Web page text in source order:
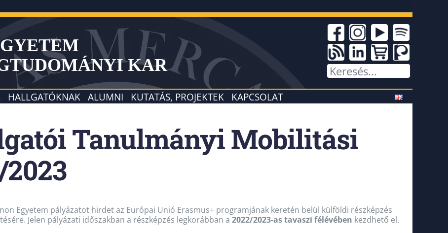
KAR
HALLGATÓKNAK ALUMNI KUTATÁS, PROJEKTEK KAPCSOLAT
Tanulmányi Mobilitási
Egyetem pályázatot hirdet az Európai Unió Erasmus+ programjának keretén belül külföldi részképzés
Jelen pályázati időszakban a részképzés legkorábban a 2022/2023-as tavaszi félévében kezdhető el.